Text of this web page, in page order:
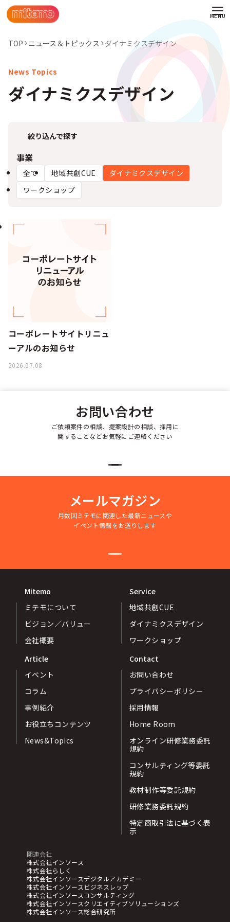
TOP ニュース＆トピックス ダイナミクスデザイン
ダイナミクスデザイン
絞り込んで探す
事業
全て 地域共創CUE
ダイナミクスデザイン
ワークショップ
コーポレートサイトリニュ
ーアルのお知らせ
2026.07.08
お問い合わせ
ご依頼案件の相談、提案設計の相談、採用に
関することなどお気軽にご連絡ください
メールマガジン
月数回ミテモに関連した最新ニュースや
イベント情報をお送りします
Mitemo
ミテモについて
ビジョン／バリュー
会社概要
Service
地域共創CUE
ダイナミクスデザイン
ワークショップ
Article
イベント
コラム
事例紹介
お役立ちコンテンツ
News&Topics
Contact
お問い合わせ
プライバシーポリシー
採用情報
Home Room
オンライン研修業務委託
規約
コンサルティング等委託
規約
教材制作等委託規約
研修業務委託規約
特定商取引法に基づく表
示
関連会社
株式会社インソース
株式会社らしく
株式会社インソースデジタルアカデミー
株式会社インソースビジネスレップ
株式会社インソースコンサルティング
株式会社インソースクリエイティブソリューションズ
株式会社インソース総合研究所